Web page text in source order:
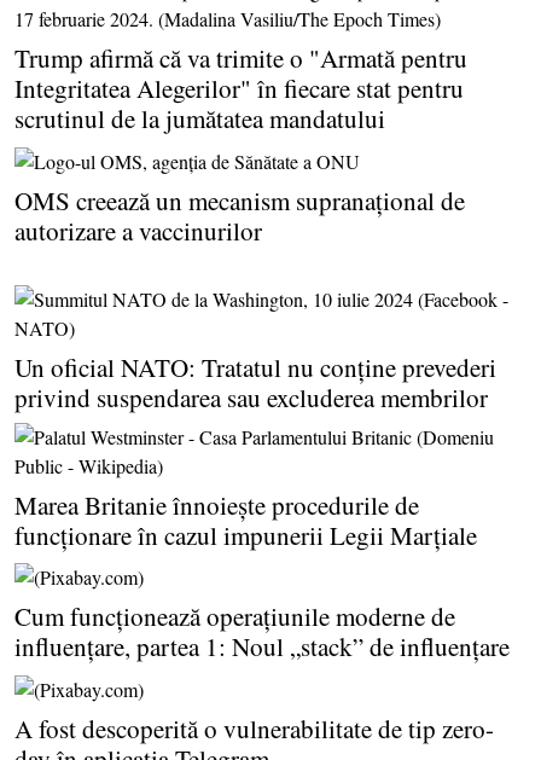
Trump afirmă că va trimite o "Armată pentru
Integritatea Alegerilor" în fiecare stat pentru
scrutinul de la jumătatea mandatului
OMS creează un mecanism supranaţional de
autorizare a vaccinurilor
Un oficial NATO: Tratatul nu conţine prevederi
privind suspendarea sau excluderea membrilor
Marea Britanie înnoieşte procedurile de
funcţionare în cazul impunerii Legii Marţiale
Cum funcţionează operaţiunile moderne de
influenţare, partea 1: Noul „stack” de influenţare
A fost descoperită o vulnerabilitate de tip zero-